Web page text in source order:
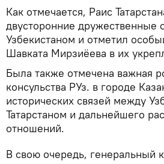
Как отмечается, Раис
двусторонние дружественные
Узбекистаном и отметил
Шавката Мирзиёева в их
Была также отмечена важная
консульства РУз. в городе
исторических связей между
Татарстаном и дальнейшего
отношений.
В свою очередь, генеральный